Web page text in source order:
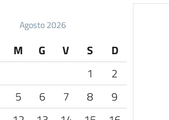
Agosto 2026
M G V S
D
1
2
5 6 7 8
9